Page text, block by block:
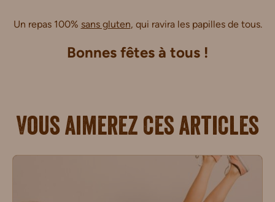
Un repas 100% sans gluten, qui ravira les papilles de tous.
Bonnes fêtes à tous !
Vous aimerez ces articles